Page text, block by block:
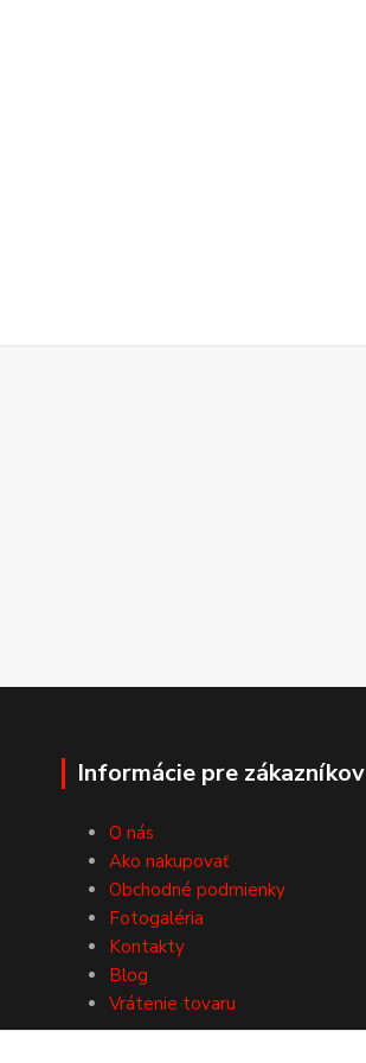
Informácie pre zákazníkov
O nás
Ako nakupovať
Obchodné podmienky
Fotogaléria
Kontakty
Blog
Vrátenie tovaru